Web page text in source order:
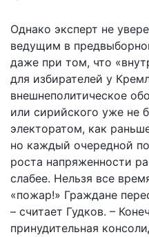
Однако эксперт не
ведущим в
даже при том, что
для избирателей у
внешнеполитическое
или сирийского уже не
электоратом, как
но каждый очередной
роста напряженности
слабее. Нельзя все
«пожар!» Граждане
– считает Гудков. –
принудительная